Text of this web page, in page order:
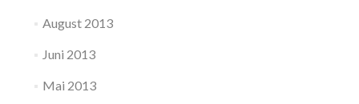
August 2013
Juni 2013
Mai 2013